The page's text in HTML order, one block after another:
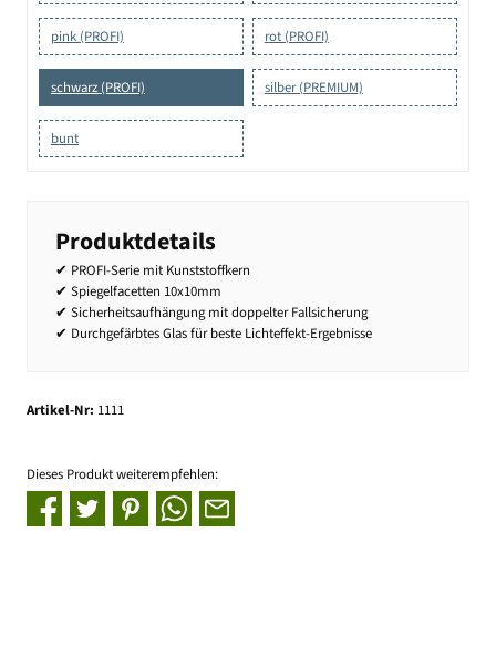
pink (PROFI) rot (PROFI)
schwarz (PROFI) silber (PREMIUM)
bunt
Produktdetails
✔ PROFI-Serie mit Kunststoffkern
✔ Spiegelfacetten 10x10mm
✔ Sicherheitsaufhängung mit doppelter Fallsicherung
✔ Durchgefärbtes Glas für beste Lichteffekt-Ergebnisse
Artikel-Nr: 1111
Dieses Produkt weiterempfehlen: